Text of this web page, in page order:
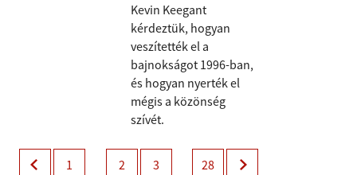
Kevin Keegant
kérdeztük, hogyan
veszítették el a
bajnokságot 1996-ban,
és hogyan nyerték el
mégis a közönség
szívét.
1 2 3 28